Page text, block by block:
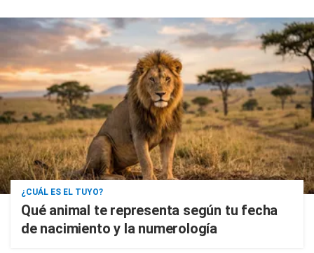
¿CUÁL ES EL TUYO?
Qué animal te representa según tu fecha
de nacimiento y la numerología